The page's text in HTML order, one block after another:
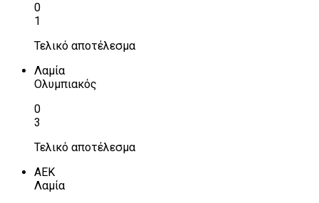
0
1
Τελικό αποτέλεσμα
Λαμία
Ολυμπιακός
0
3
Τελικό αποτέλεσμα
ΑΕΚ
Λαμία